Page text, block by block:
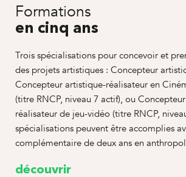
Formations
en cinq ans
Trois spécialisations pour concevoir et
des projets artistiques : Concepteur
Concepteur artistique-réalisateur en
(titre RNCP, niveau 7 actif), ou
réalisateur de jeu-vidéo (titre RNCP,
spécialisations peuvent être accomplies
complémentaire de deux ans en
découvrir